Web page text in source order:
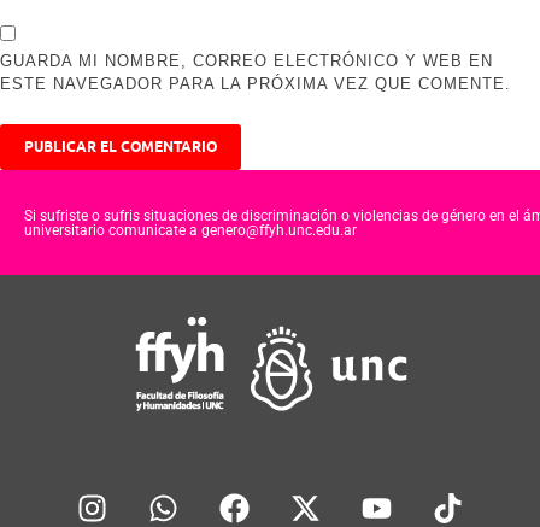
GUARDA MI NOMBRE, CORREO ELECTRÓNICO Y WEB EN
ESTE NAVEGADOR PARA LA PRÓXIMA VEZ QUE COMENTE.
Si sufriste o sufris situaciones de discriminación o violencias de género en el
universitario comunicate a genero@ffyh.unc.edu.ar